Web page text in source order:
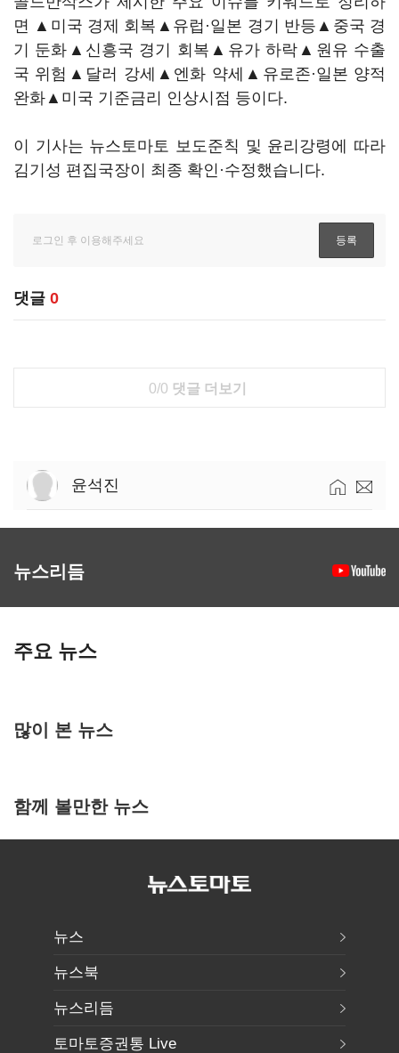
면 ▲미국 경제 회복▲유럽·일본 경기 반등▲중국 경
기 둔화▲신흥국 경기 회복▲유가 하락▲원유 수출
국 위험▲달러 강세▲엔화 약세▲유로존·일본 양적
완화▲미국 기준금리 인상시점 등이다.
이 기사는 뉴스토마토 보도준칙 및 윤리강령에 따라
김기성 편집국장이 최종 확인·수정했습니다.
댓글 0
0/0 댓글 더보기
윤석진
뉴스리듬
주요 뉴스
많이 본 뉴스
함께 볼만한 뉴스
뉴스
뉴스북
뉴스리듬
토마토증권통 Live